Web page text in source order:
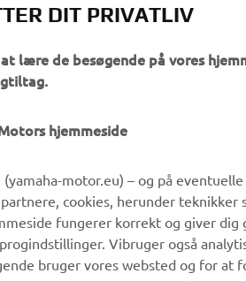
eBike systemer
Myndigheder
Golfbaner
DIT PRIVATLIV
lære de besøgende på vores
hjemmeside
motor.eu) – og på
cookies, herunder teknikker
fungerer korrekt og giver
Vibruger også
bruger vores websted og for